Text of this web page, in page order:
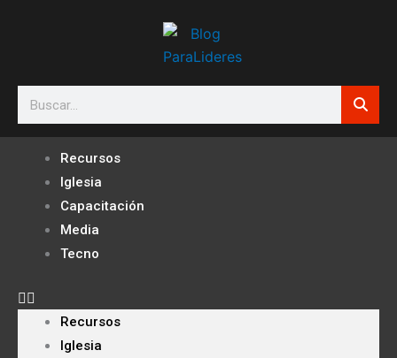
Search
Recursos
Iglesia
Capacitación
Media
Tecno
Recursos
Iglesia